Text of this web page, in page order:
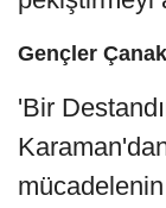
Gençler
'Bir